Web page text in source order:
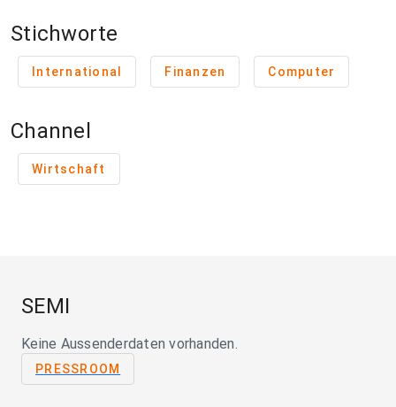
Stichworte
International Finanzen Computer
Channel
Wirtschaft
SEMI
Keine Aussenderdaten vorhanden.
PRESSROOM